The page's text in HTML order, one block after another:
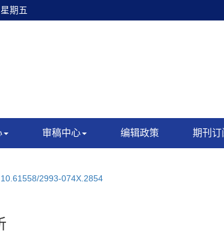
期五
审稿中心 编辑政策 期刊订
10.61558/2993-074X.2854